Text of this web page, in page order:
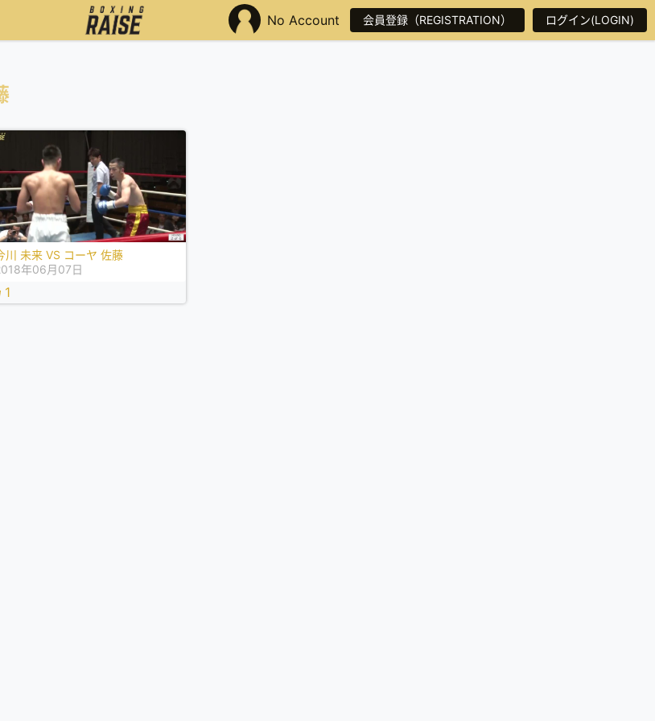
No Account 会員登録（REGISTRATION） ログイン(LOGIN)
川 未来 VS コーヤ 佐藤
年06月07日
1